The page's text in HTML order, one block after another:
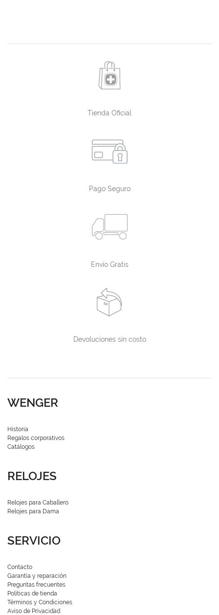
Tienda Oficial
Pago Seguro
Envío Gratis
Devoluciones sin costo
WENGER
Historia
Regalos corporativos
Catálogos
RELOJES
Relojes para Caballero
Relojes para Dama
SERVICIO
Contacto
Garantía y reparación
Preguntas frecuentes
Políticas de tienda
Términos y Condiciones
Aviso de Privacidad